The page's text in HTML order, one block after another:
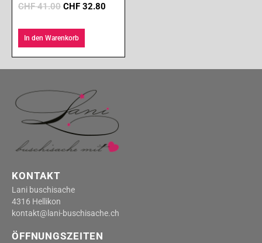
CHF41.00 CHF 32.80
In den Warenkorb
KONTAKT
Lani buschisache
4316 Hellikon
kontakt@lani-buschisache.ch
ÖFFNUNGSZEITEN